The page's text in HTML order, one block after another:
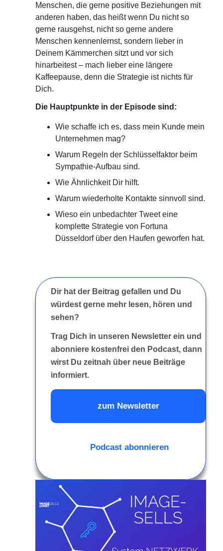
Menschen, die gerne positive Beziehungen mit
anderen haben, das heißt wenn Du nicht so
gerne rausgehst, nicht so gerne andere
Menschen kennenlernst, sondern lieber in
Deinem Kämmerchen sitzt und vor sich
hinarbeitest – mach lieber eine längere
Kaffeepause, denn die Strategie ist nichts für
Dich.
Die Hauptpunkte in der Episode sind:
Wie schaffe ich es, dass mein Kunde mein
Unternehmen mag?
Warum Regeln der Schlüsselfaktor beim
Sympathie-Aufbau sind.
Wie Ähnlichkeit Dir hilft.
Warum wiederholte Kontakte sinnvoll sind.
Wieso ein unbedachter Tweet eine
komplette Strategie von Fortuna
Düsseldorf über den Haufen geworfen hat.
Dir hat der Beitrag gefallen und Du
würdest gerne mehr lesen, hören und
sehen?
Trag Dich in unseren Newsletter ein und
abonniere kostenfrei den Podcast, dann
wirst Du zeitnah über neue Beiträge
informiert.
zum Newsletter
Podcast abonnieren